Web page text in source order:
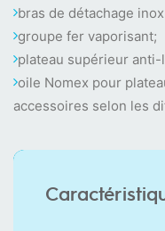
bras de détachage
groupe fer vaporisant;
plateau supérieur
oile Nomex pour
accessoires selon les